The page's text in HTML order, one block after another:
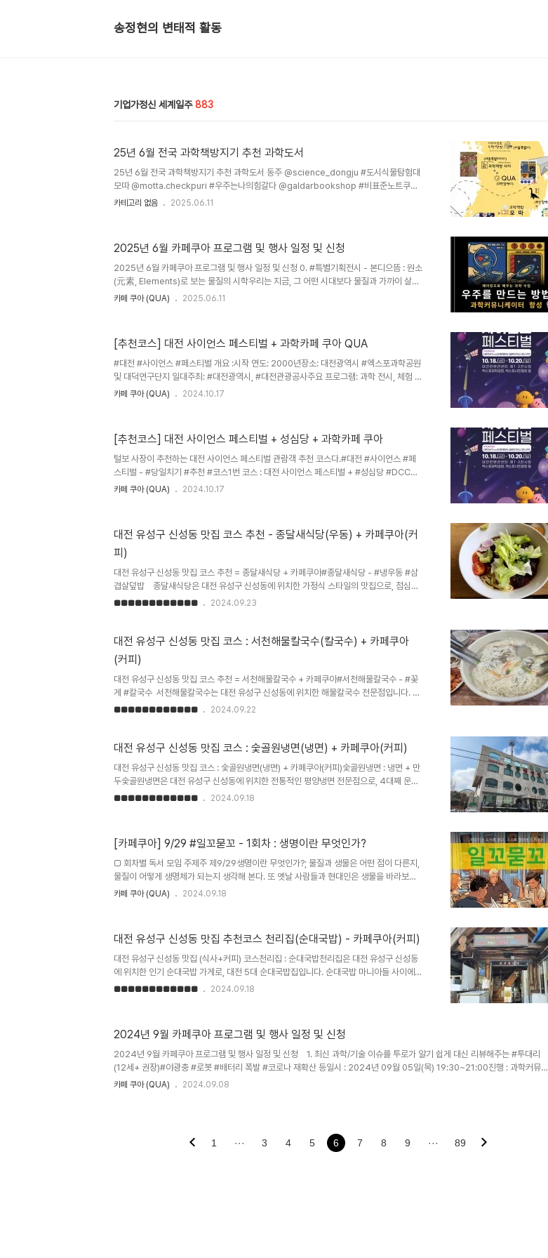
송정현의 변태적 활동
기업가정신 세계일주 883
25년 6월 전국 과학책방지기 추천 과학도서
25년 6월 전국 과학책방지기 추천 과학도서 동주 @science_dongju #도시식물탐험대
모따 @motta.checkpuri #우주는나의힘갈다 @galdarbookshop #비표준노트쿠아
@sciencecafekorea #우주를만드는16가지방법사이 @booknsci2023 #아름답고
카테고리 없음 2025.06.11
2025년 6월 카페쿠아 프로그램 및 행사 일정 및 신청
2025년 6월 카페쿠아 프로그램 및 행사 일정 및 신청 0. #특별기획전시 - 본디으뜸 : 원소
(元素, Elements)로 보는 물질의 시학우리는 지금, 그 어떤 시대보다 물질과 가까이 살고
있다. 하지만, 정작 그 물질을 이루는 ‘본디의 구성 요소’, 즉 원소들에 대해선 얼마나 알고
후원 : 과학기술정보통신부, 복권위원회, 한국과학창의재단, (주)리윤바이오, 백옥당​​최신 과
학/기술 이슈를 투로가 알기 쉽게 ..
카페 쿠아 (QUA) 2025.06.11
[추천코스] 대전 사이언스 페스티벌 + 과학카페 쿠아 QUA
#대전 #사이언스 #페스티벌 개요 :시작 연도: 2000년장소: 대전광역시 #엑스포과학공원
및 대덕연구단지 일대주최: #대전광역시, #대전관광공사주요 프로그램: 과학 전시, 체험 프
로그램, 과학 강연, 공연 및 이벤트참여 대상: 전 연령층 (어린이, 청소년, 성인 모두 참여 가
매년 대전에서 열리는 과학 축제로, 과학 기술의 최신 트렌드와 연구 성과를 대중에게 소개
하는 행사입니다.​다양한 #전시, #체험 프로그램, #강연, #공연..
카페 쿠아 (QUA) 2024.10.17
[추천코스] 대전 사이언스 페스티벌 + 성심당 + 과학카페 쿠아
털보 사장이 추천하는 대전 사이언스 페스티벌 관람객 추천 코스다.#대전 #사이언스 #페
스티벌 - #당일치기 #추천 #코스1번 코스 : 대전 사이언스 페스티벌 + #성심당 #DCC점
+ #과학카페 #쿠아 2번 코스 : 과학카페 쿠아 + 대전 사이언스 페스티벌 + 성심당 DCC점
하고 난 뒤, 카페쿠아에서 푹 쉬고 맛난거 먹고 북대전IC나 유성IC로 (대전역, 유성버스터
미널)에서 아웃하면 된다!​​대전 사이언스 페스티벌 - 숙박 추천 코스숙박 코스 ..
카페 쿠아 (QUA) 2024.10.17
대전 유성구 신성동 맛집 코스 추천 - 종달새식당(우동) + 카페쿠아(커
피)
대전 유성구 신성동 맛집 코스 추천 = 종달새식당 + 카페쿠아​#종달새식당 - #냉우동 #삼
겹살덮밥 종달새식당은 대전 유성구 신성동에 위치한 가정식 스타일의 맛집으로, 점심시
간에는 사람들로 북적거립니다. 이곳은 삼겹살 숙주볶음 덮밥, 소고기 된장 우동, 소고기 카
우동 면발에 국물도 아주 담백하게 맛있습니다. 삼겹살 숙주볶음 덮밥은 아삭한 숙주와 함
께 적당히 매콤한 삼겹살이 맛있는 메뉴로 알려져 있습니다. 소고기 된장 우동은 자극적이
지 않고 담백한 샤브샤브 국물 같은 맛이 특징이며, 면발이 쫄깃하고 속을 편안하게 만들어
줍니다...
■■■■■■■■■■■■ 2024.09.23
대전 유성구 신성동 맛집 코스 : 서천해물칼국수(칼국수) + 카페쿠아
(커피)
대전 유성구 신성동 맛집 코스 추천 = 서천해물칼국수 + 카페쿠아#서천해물칼국수 - #꽃
게 #칼국수 서천해물칼국수는 대전 유성구 신성동에 위치한 해물칼국수 전문점입니다. 이
가게는 신선한 꽃게 칼국수로 유명합니다. 타지 사람들에게는 잘 안 알려진, 동네 사람들만
하(새우) 칼국수, 해물파전, 굴 칼국수 등이 있으며, 다양한 해산물 요리를 즐길 수 있습니다​
운영 시간은 월~토 오전 11시 30분 부터 오후 9시까지 영업오후 3시~5시 ..
■■■■■■■■■■■■ 2024.09.22
대전 유성구 신성동 맛집 코스 : 숯골원냉면(냉면) + 카페쿠아(커피)
대전 유성구 신성동 맛집 코스 : 숯골원냉면(냉면) + 카페쿠아(커피)​숯골원냉면 : 냉면 + 만
두숯골원냉면은 대전 유성구 신성동에 위치한 전통적인 평양냉면 전문점으로, 4대째 운영
되는 유서 깊은 가게입니다. 이곳의 평양냉면은 닭육수와 동치미 국물을 사용하여 깔끔하면
는다는 점입니다. 비빔냉면은 고소한 참기름 향과 적당한 매운맛의 양념이 입맛을 당기며,
고명으로 올라가는 계란지단과 닭고기가 조화를 이룹니다. 저는 닭보다는 꿩을 좋아하는 편
입니다...
■■■■■■■■■■■■ 2024.09.18
[카페쿠아] 9/29 #일꼬묻꼬 - 1회차 : 생명이란 무엇인가?
□ 회차별 독서 모임 주제주 제9/29생명이란 무엇인가?; 물질과 생물은 어떤 점이 다른지,
물질이 어떻게 생명체가 되는지 생각해 본다. 또 옛날 사람들과 현대인은 생물을 바라보는
시각이 어떻게 달라졌는지, 달라졌다면 그 이유는 무엇인지 생각해본다10/20진화의 본질;
으켰는지 알아본다. 그리고 그 논란은 지금 해소되었는지도 알아본다12/15호모 사피엔스
의 출현; 호모 사피엔스는 어떻게 현재와 같은 독보적 존재가 되었는지 생각해본다. 그럼 호
모 사..
카페 쿠아 (QUA) 2024.09.18
대전 유성구 신성동 맛집 추천코스 천리집(순대국밥) - 카페쿠아(커피)
대전 유성구 신성동 맛집 (식사+커피) 코스​천리집 : 순대국밥천리집은 대전 유성구 신성동
에 위치한 인기 순대국밥 가게로, 대전 5대 순대국밥집입니다. 순대국밥 마니아들 사이에서
높은 평가를 받고 있습니다. 이곳은 신선한 재료와 깔끔한 맛으로 순대 특유의 잡내가 없는
들이 자유롭게 사용할 수 있는 셀프 반찬 코너에는 부추, 깍두기, 김치 등이 제공됩니다. 저
는 간을 따뜻한 국물에 담궜다 먹는 것을 좋아합니다. 김치와 깍두기 맛이 뛰어나 국..
■■■■■■■■■■■■ 2024.09.18
2024년 9월 카페쿠아 프로그램 및 행사 일정 및 신청
2024년 9월 카페쿠아 프로그램 및 행사 일정 및 신청 1. 최신 과학/기술 이슈를 투로가 알기 쉽게 대신 리뷰해주는 #투대리
(12세+ 권장)#야광충 #로봇 #배터리 폭발 #코로나 재확산 등일시 : 2024년 09월 05일(목) 19:30~21:00진행 : 과학커뮤니
케이터 투로(투대리 역), 변태(변사장 역)내용 : 과학은 잘 모르지만 최신 과학/기술 이슈를 이해하기 쉽게 설명해주는 과학 꽁트
카페 쿠아 (QUA) 2024.09.08
1 ··· 3 4 5 6 7 8 9 ··· 89